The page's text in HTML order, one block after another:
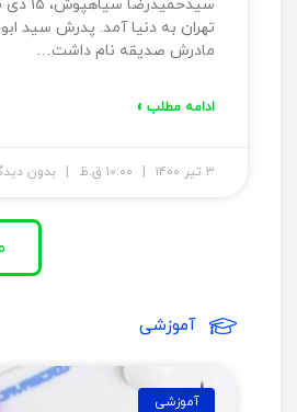
تهران به دنیا آمد. پدرش سید
مادرش صدیقه نام داشت…
ادامه مطلب »
۳ تیر ۱۴۰۰ بدون
آموزشی
آموزشی